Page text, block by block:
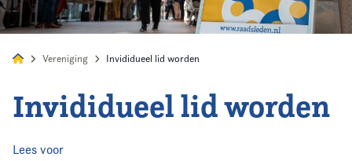
Home
Agenda
Vereniging Invididueel lid worden
Invididueel lid worden
Lees voor